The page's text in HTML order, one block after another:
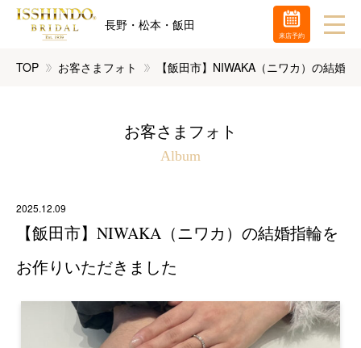
長野・松本・飯田
TOP お客さまフォト 【飯田市】NIWAKA（ニワカ）の結婚
お客さまフォト
Album
2025.12.09
【飯田市】NIWAKA（ニワカ）の結婚指輪を
お作りいただきました
来店予約